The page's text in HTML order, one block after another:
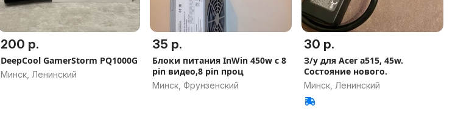
200 р.
DeepCool GamerStorm PQ1000G
Минск, Ленинский
35 р.
Блоки питания InWin 450w с 8
pin видео,8 pin проц
Минск, Фрунзенский
30 р.
З/у для Acer a515, 45w.
Состояние нового.
Минск, Ленинский